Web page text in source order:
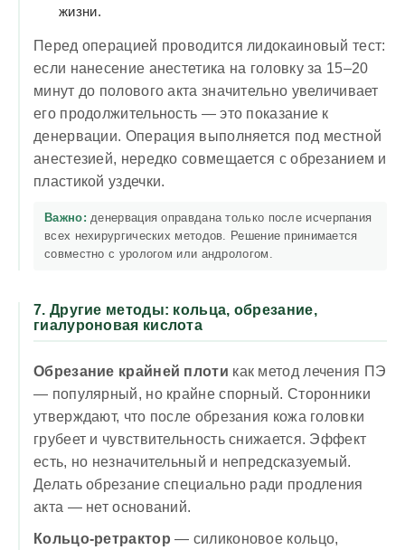
жизни.
Перед операцией проводится лидокаиновый тест:
если нанесение анестетика на головку за 15–20
минут до полового акта значительно увеличивает
его продолжительность — это показание к
денервации. Операция выполняется под местной
анестезией, нередко совмещается с обрезанием и
пластикой уздечки.
Важно: денервация оправдана только после исчерпания
всех нехирургических методов. Решение принимается
совместно с урологом или андрологом.
7. Другие методы: кольца, обрезание,
гиалуроновая кислота
Обрезание крайней плоти как метод лечения ПЭ
— популярный, но крайне спорный. Сторонники
утверждают, что после обрезания кожа головки
грубеет и чувствительность снижается. Эффект
есть, но незначительный и непредсказуемый.
Делать обрезание специально ради продления
акта — нет оснований.
Кольцо-ретрактор — силиконовое кольцо,